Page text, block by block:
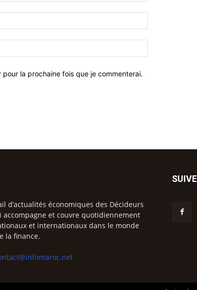
la prochaine fois que je commenterai.
d’actualités économiques des Décideurs
accompagne et couvre quotidiennement
et internationaux dans le monde
la finance.